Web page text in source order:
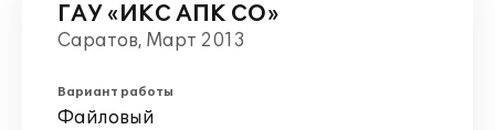
ГАУ «ИКС АПК СО»
Саратов, Март 2013
Вариант работы
Файловый